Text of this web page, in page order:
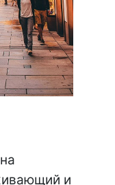
и